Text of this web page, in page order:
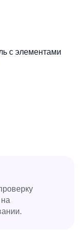
с элементами